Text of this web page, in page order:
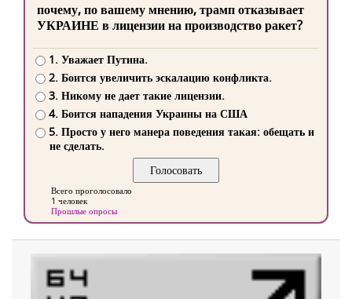
почему, по вашему мнению, трамп отказывает
УКРАИНЕ в лицензии на производство ракет?
1. Уважает Путина.
2. Боится увеличить эскалацию конфликта.
3. Никому не дает такие лицензии.
4. Боится нападения Украины на США
5. Просто у него манера поведения такая: обещать и
не сделать.
Всего проголосовало
1 человек
Прошлые опросы